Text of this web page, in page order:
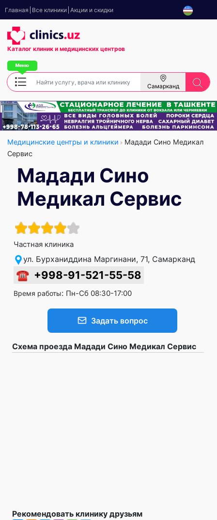
Главная Все клиники Акции и скидки
Каталог клиник и медицинских центров
Самарканд
Медицинские центры и клиники
Мадади Сино Медикал
Сервис
Мадади Сино
Медикал Сервис
Частная клиника
ул. Бурханиддина Маргинани, 71, Самарканд
☎ +998-91-521-55-58
Время работы: Пн-Сб 08:30-17:00
Задать вопрос
Схема проезда Мадади Сино Медикал Сервис
Рекомендовать клинику друзьям